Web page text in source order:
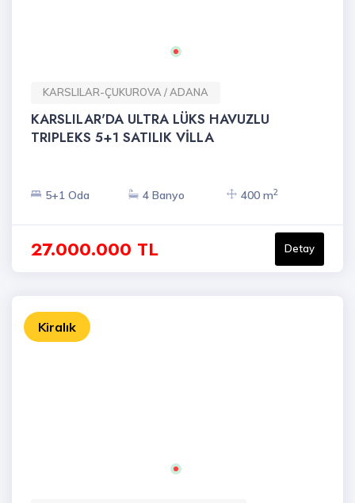
KARSLILAR-ÇUKUROVA / ADANA
KARSLILAR'DA ULTRA LÜKS HAVUZLU
TRIPLEKS 5+1 SATILIK VİLLA
5+1 Oda 4 Banyo 400 m2
27.000.000 TL Detay
Kiralık